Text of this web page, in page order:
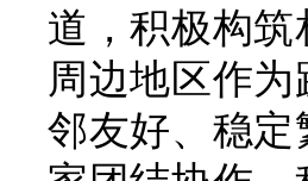
道，积极构
周边地区作
邻友好、稳